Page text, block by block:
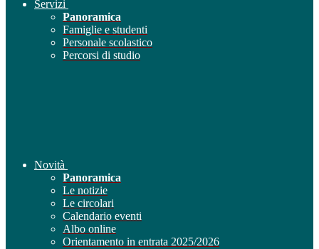
Servizi
Panoramica
Famiglie e studenti
Personale scolastico
Percorsi di studio
Novità
Panoramica
Le notizie
Le circolari
Calendario eventi
Albo online
Orientamento in entrata 2025/2026